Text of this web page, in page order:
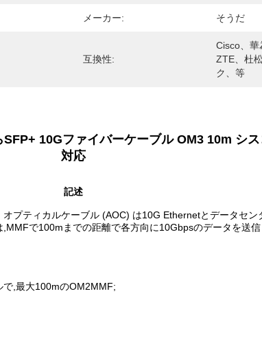
メーカー: そうだ
互換性:
Cisco、華
ZTE、杜
ク、等
10Gファイバーケーブル OM3 10m シ
対応
記述
プティカルケーブル (AOC) は10G Ethernetとデータセ
で100mまでの距離で各方向に10Gbpsのデータを送
で,最大100mのOM2MMF;